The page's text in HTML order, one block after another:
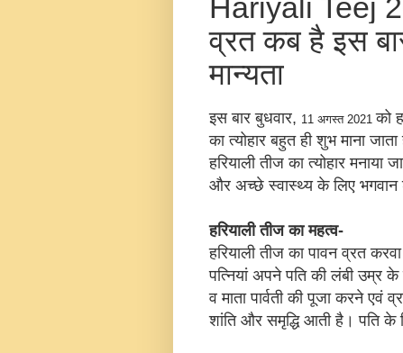
व्रत कब है इस
मान्यता
इस बार बुधवार, 11 अगस्त 2021को
का त्योहार बहुत ही शुभ माना
हरियाली तीज का त्योहार
और अच्छे स्वास्थ्य के लिए भगवान
हरियाली तीज का महत्व-
हरियाली तीज का पावन व्रत
पत्नियां अपने पति की लंबी उम्र
व माता पार्वती की पूजा करने
शांति और समृद्धि आती है। पति के